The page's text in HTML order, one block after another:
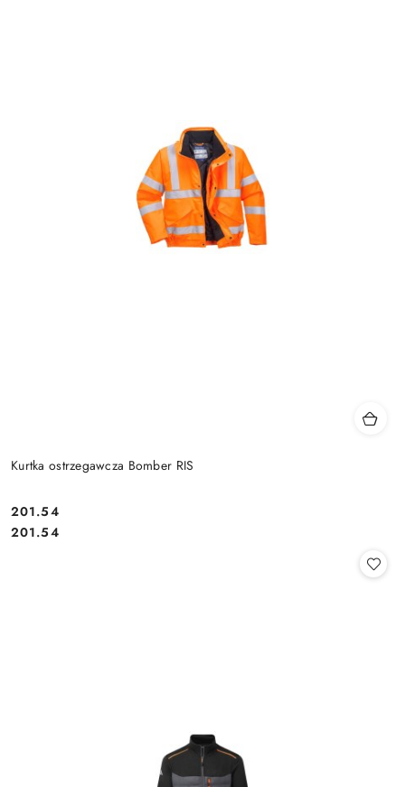
Kurtka ostrzegawcza Bomber RIS
Cena:
201.54
Cena:
201.54